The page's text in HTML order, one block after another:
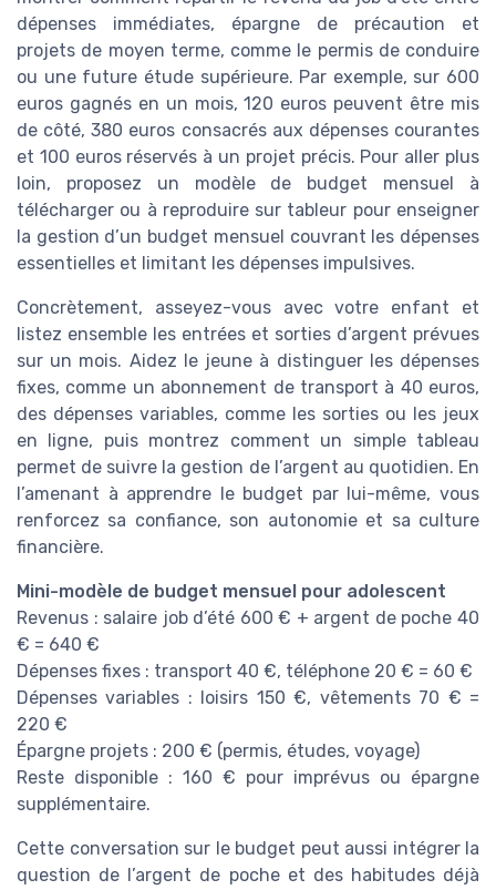
dépenses immédiates, épargne de précaution et
projets de moyen terme, comme le permis de conduire
ou une future étude supérieure. Par exemple, sur 600
euros gagnés en un mois, 120 euros peuvent être mis
de côté, 380 euros consacrés aux dépenses courantes
et 100 euros réservés à un projet précis. Pour aller plus
loin, proposez un modèle de budget mensuel à
télécharger ou à reproduire sur tableur pour enseigner
la gestion d’un budget mensuel couvrant les dépenses
essentielles et limitant les dépenses impulsives.
Concrètement, asseyez-vous avec votre enfant et
listez ensemble les entrées et sorties d’argent prévues
sur un mois. Aidez le jeune à distinguer les dépenses
fixes, comme un abonnement de transport à 40 euros,
des dépenses variables, comme les sorties ou les jeux
en ligne, puis montrez comment un simple tableau
permet de suivre la gestion de l’argent au quotidien. En
l’amenant à apprendre le budget par lui-même, vous
renforcez sa confiance, son autonomie et sa culture
financière.
Mini-modèle de budget mensuel pour adolescent
Revenus : salaire job d’été 600 € + argent de poche 40
€ = 640 €
Dépenses fixes : transport 40 €, téléphone 20 € = 60 €
Dépenses variables : loisirs 150 €, vêtements 70 € =
220 €
Épargne projets : 200 € (permis, études, voyage)
Reste disponible : 160 € pour imprévus ou épargne
supplémentaire.
Cette conversation sur le budget peut aussi intégrer la
question de l’argent de poche et des habitudes déjà